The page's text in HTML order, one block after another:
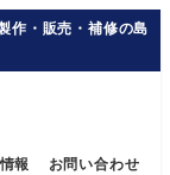
作・販売・補修の島
報 お問い合わせ